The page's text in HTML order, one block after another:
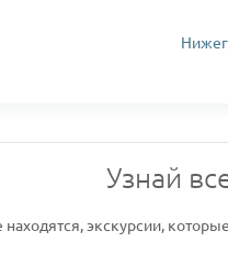
Узнай
экскурсии,